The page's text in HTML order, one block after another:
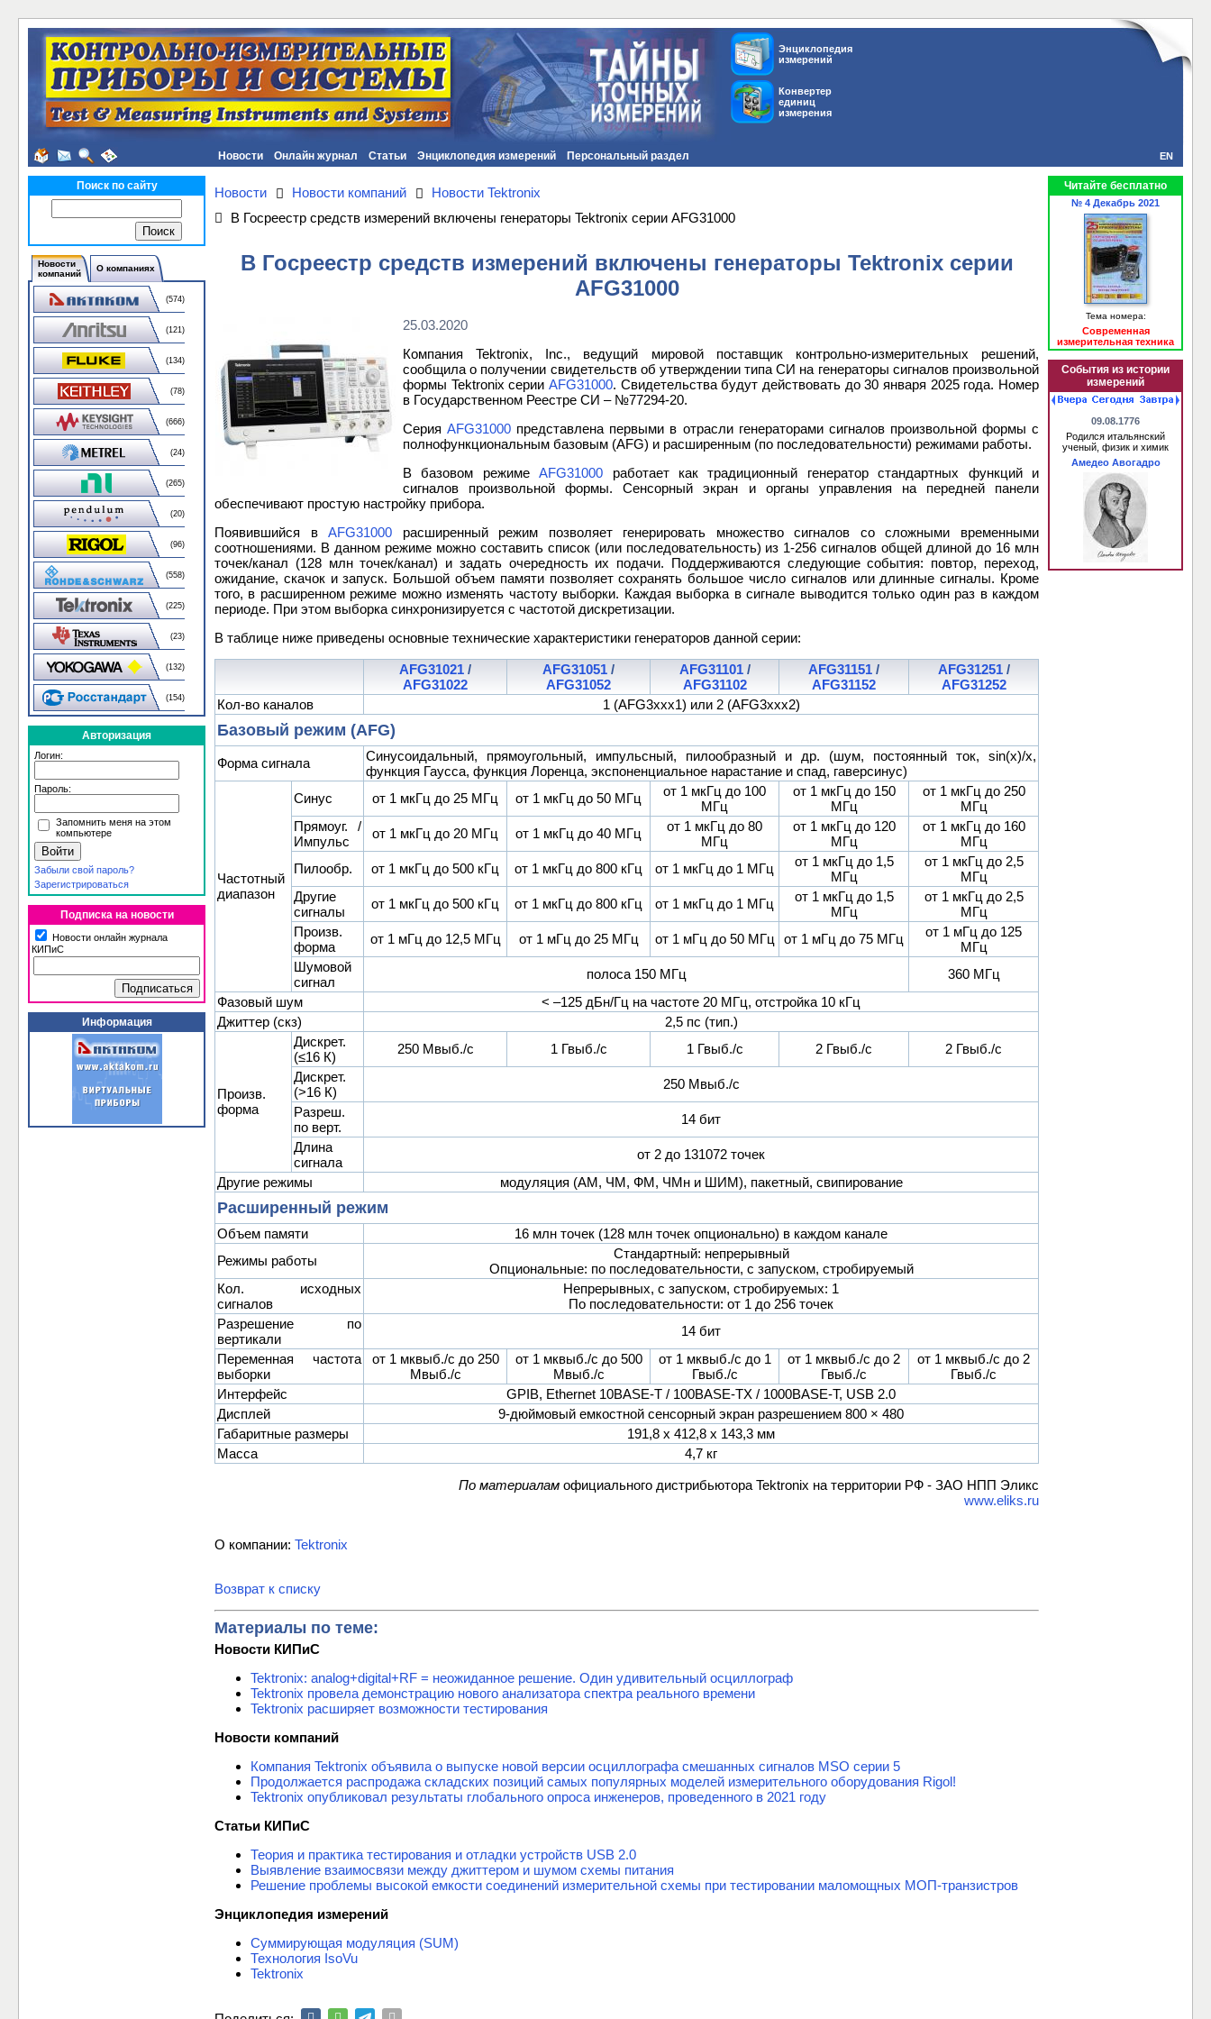
Энциклопедия
измерений
Конвертер
единиц
измерения
Новости Онлайн журнал Статьи Энциклопедия измерений Персональный раздел EN
Поиск по сайту
Новости
компаний
О компаниях
(574)
(121)
(134)
(78)
(666)
(24)
(265)
(20)
(96)
(558)
(225)
(23)
(132)
(154)
Авторизация
Логин:
Пароль:
Запомнить меня на этом
компьютере
Забыли свой пароль?
Зарегистрироваться
Подписка на новости
Новости онлайн журнала
КИПиС
Информация
Новости Новости компаний
Новости Tektronix
В Госреестр средств измерений включены генераторы Tektronix cерии AFG31000
В Госреестр средств измерений включены генераторы Tektronix cерии
AFG31000
25.03.2020
Компания Tektronix, Inc., ведущий мировой поставщик контрольно-измерительных решений,
сообщила о получении свидетельств об утверждении типа СИ на генераторы сигналов произвольной
формы Tektronix серии AFG31000. Свидетельства будут действовать до 30 января 2025 года. Номер
в Государственном Реестре СИ – №77294-20.
СерияAFG31000 представлена первыми в отрасли генераторами сигналов произвольной формы с
полнофункциональным базовым (AFG) и расширенным (по последовательности) режимами работы.
В базовом режимеAFG31000 работает как традиционный генератор стандартных функций и
сигналов произвольной формы. Сенсорный экран и органы управления на передней панели
обеспечивают простую настройку прибора.
Появившийся вAFG31000 расширенный режим позволяет генерировать множество сигналов со сложными временными
соотношениями. В данном режиме можно составить список (или последовательность) из 1-256 сигналов общей длиной до 16 млн
точек/канал (128 млн точек/канал) и задать очередность их подачи. Поддерживаются следующие события: повтор, переход,
ожидание, скачок и запуск. Большой объем памяти позволяет сохранять большое число сигналов или длинные сигналы. Кроме
того, в расширенном режиме можно изменять частоту выборки. Каждая выборка в сигнале выводится только один раз в каждом
периоде. При этом выборка синхронизируется с частотой дискретизации.
В таблице ниже приведены основные технические характеристики генераторов данной серии:
AFG31021 /
AFG31022
AFG31051 /
AFG31052
AFG31101/
AFG31102
AFG31151 /
AFG31152
AFG31251/
AFG31252
Кол-во каналов
1 (AFG3xxx1) или 2 (AFG3xxx2)
Базовый режим (AFG)
Форма сигнала
Синусоидальный, прямоугольный, импульсный, пилообразный и др. (шум, постоянный ток, sin(x)/x,
функция Гаусса, функция Лоренца, экспоненциальное нарастание и спад, гаверсинус)
Частотный
диапазон
Синус от 1 мкГц до 25 МГц от 1 мкГц до 50 МГц
от 1 мкГц до 100
МГц
от 1 мкГц до 150
МГц
от 1 мкГц до 250
МГц
Прямоуг. /
Импульс
от 1 мкГц до 20 МГц от 1 мкГц до 40 МГц
от 1 мкГц до 80
МГц
от 1 мкГц до 120
МГц
от 1 мкГц до 160
МГц
Пилообр.
от 1 мкГц до 500 кГц от 1 мкГц до 800 кГц от 1 мкГц до 1 МГц
от 1 мкГц до 1,5
МГц
от 1 мкГц до 2,5
МГц
Другие
сигналы
от 1 мкГц до 500 кГц от 1 мкГц до 800 кГц от 1 мкГц до 1 МГц
от 1 мкГц до 1,5
МГц
от 1 мкГц до 2,5
МГц
Произв.
форма
от 1 мГц до 12,5 МГц от 1 мГц до 25 МГц от 1 мГц до 50 МГц от 1 мГц до 75 MГц
от 1 мГц до 125
МГц
Шумовой
сигнал
полоса 150 МГц
360 МГц
Фазовый шум
< –125 дБн/Гц на частоте 20 МГц, отстройка 10 кГц
Джиттер (скз)
2,5 пс (тип.)
Произв.
форма
Дискрет.
(≤16 К)
250 Мвыб./с 1 Гвыб./с 1 Гвыб./с 2 Гвыб./с
2 Гвыб./с
Дискрет.
(>16 К)
250 Мвыб./с
Разреш.
по верт.
14 бит
Длина
сигнала
от 2 до 131072 точек
Другие режимы
модуляция (АM, ЧМ, ФМ, ЧМн и ШИМ), пакетный, свипирование
Расширенный режим
Объем памяти
16 млн точек (128 млн точек опционально) в каждом канале
Режимы работы
Стандартный: непрерывный
Опциональные: по последовательности, с запуском, стробируемый
Кол. исходных
сигналов
Непрерывных, с запуском, стробируемых: 1
По последовательности: от 1 до 256 точек
Разрешение по
вертикали
14 бит
Переменная частота
выборки
от 1 мквыб./с до 250
Мвыб./с
от 1 мквыб./с до 500
Мвыб./с
от 1 мквыб./с до 1
Гвыб./с
от 1 мквыб./с до 2
Гвыб./с
от 1 мквыб./с до 2
Гвыб./с
Интерфейс
GPIB, Ethernet 10BASE-T / 100BASE-TX / 1000BASE-T, USB 2.0
Дисплей
9-дюймовый емкостной сенсорный экран разрешением 800 × 480
Габаритные размеры
191,8 х 412,8 х 143,3 мм
Масса
4,7 кг
По материалам официального дистрибьютора Tektronix на территории РФ - ЗАО НПП Эликс
www.eliks.ru
О компании: Tektronix
Возврат к списку
Материалы по теме:
Новости КИПиС
Tektronix: analog+digital+RF = неожиданное решение. Один удивительный осциллограф
Tektronix провела демонстрацию нового анализатора спектра реального времени
Tektronix расширяет возможности тестирования
Новости компаний
Компания Tektronix объявила о выпуске новой версии осциллографа смешанных сигналов MSO серии 5
Продолжается распродажа складских позиций самых популярных моделей измерительного оборудования Rigol!
Tektronix опубликовал результаты глобального опроса инженеров, проведенного в 2021 году
Статьи КИПиС
Теория и практика тестирования и отладки устройств USB 2.0
Выявление взаимосвязи между джиттером и шумом схемы питания
Решение проблемы высокой емкости соединений измерительной схемы при тестировании маломощных МОП-транзистров
Энциклопедия измерений
Суммирующая модуляция (SUM)
Технология IsoVu
Tektronix
Читайте бесплатно
№ 4 Декабрь 2021
Тема номера:
Современная
измерительная техника
События из истории
измерений
09.08.1776
Родился итальянский
ученый, физик и химик
Амедео Авогадро